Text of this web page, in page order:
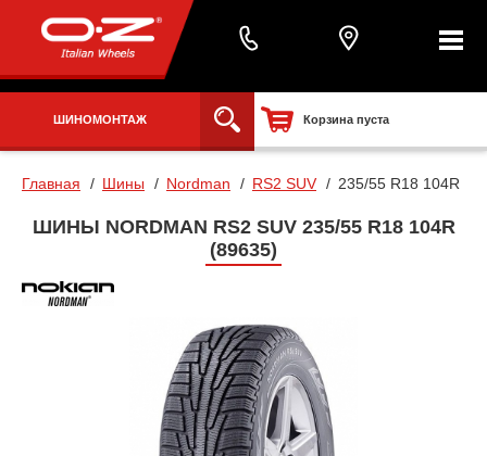
ШИНОМОНТАЖ Корзина пуста
Главная Шины Nordman RS2 SUV 235/55 R18 104R
ШИНЫ NORDMAN RS2 SUV 235/55 R18 104R
(89635)